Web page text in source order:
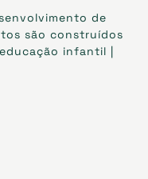
de
são construídos
infantil |